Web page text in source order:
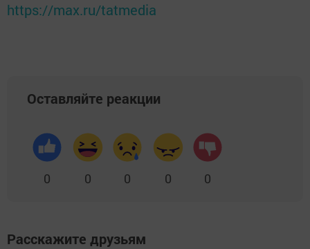
https://max.ru/tatmedia
Оставляйте реакции
0 0 0 0 0
Расскажите друзьям